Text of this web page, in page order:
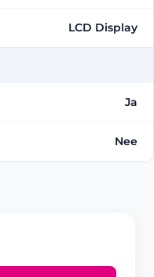
LCD Display
Ja
Nee